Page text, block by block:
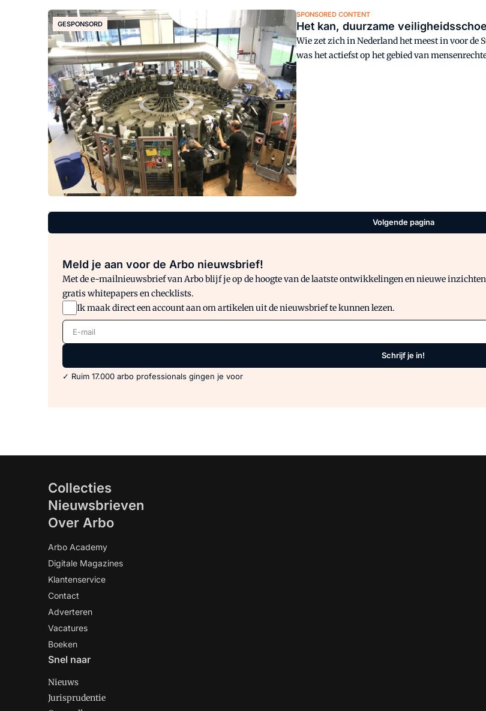
GESPONSORD
SPONSORED CONTENT
Het kan, duurzame
Wie zet zich in Nederland het meest in voor de
was het actiefst op het gebied van
Volgende pagina
Meld je aan voor de Arbo nieuwsbrief!
Met de e-mailnieuwsbrief van Arbo blijf je op de hoogte van de laatste ontwikkelingen en nieuwe
gratis whitepapers en checklists.
Ik maak direct een account aan om artikelen uit de nieuwsbrief te kunnen lezen.
E-mail
Schrijf je in!
✓ Ruim 17.000 arbo professionals gingen je voor
Collecties
Nieuwsbrieven
Over Arbo
Arbo Academy
Digitale Magazines
Klantenservice
Contact
Adverteren
Vacatures
Boeken
Snel naar
Nieuws
Jurisprudentie